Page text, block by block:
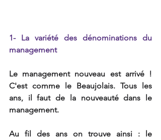
1- La variété des dénominations du
management
Le management nouveau est arrivé !
C'est comme le Beaujolais. Tous les
ans, il faut de la nouveauté dans le
management.
Au fil des ans on trouve ainsi : le